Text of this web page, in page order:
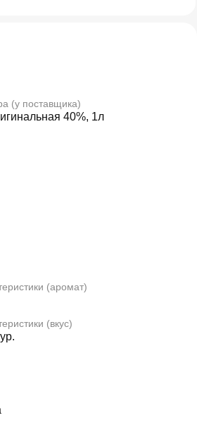
(у поставщика)
40%, 1л
(аромат)
(вкус)